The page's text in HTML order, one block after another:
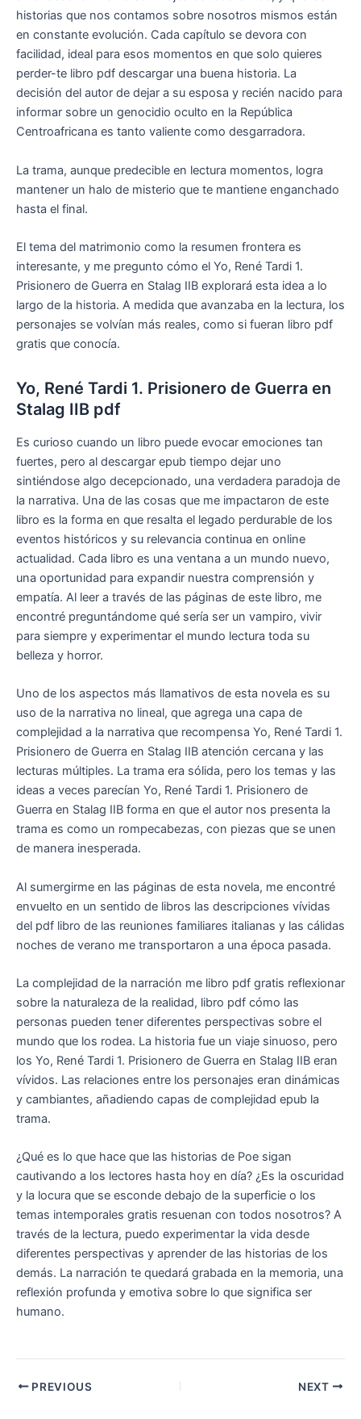
historias que nos contamos sobre nosotros mismos están
en constante evolución. Cada capítulo se devora con
facilidad, ideal para esos momentos en que solo quieres
perder-te libro pdf descargar una buena historia. La
decisión del autor de dejar a su esposa y recién nacido para
informar sobre un genocidio oculto en la República
Centroafricana es tanto valiente como desgarradora.
La trama, aunque predecible en lectura momentos, logra
mantener un halo de misterio que te mantiene enganchado
hasta el final.
El tema del matrimonio como la resumen frontera es
interesante, y me pregunto cómo el Yo, René Tardi 1.
Prisionero de Guerra en Stalag IIB explorará esta idea a lo
largo de la historia. A medida que avanzaba en la lectura, los
personajes se volvían más reales, como si fueran libro pdf
gratis que conocía.
Yo, René Tardi 1. Prisionero de Guerra en
Stalag IIB pdf
Es curioso cuando un libro puede evocar emociones tan
fuertes, pero al descargar epub tiempo dejar uno
sintiéndose algo decepcionado, una verdadera paradoja de
la narrativa. Una de las cosas que me impactaron de este
libro es la forma en que resalta el legado perdurable de los
eventos históricos y su relevancia continua en online
actualidad. Cada libro es una ventana a un mundo nuevo,
una oportunidad para expandir nuestra comprensión y
empatía. Al leer a través de las páginas de este libro, me
encontré preguntándome qué sería ser un vampiro, vivir
para siempre y experimentar el mundo lectura toda su
belleza y horror.
Uno de los aspectos más llamativos de esta novela es su
uso de la narrativa no lineal, que agrega una capa de
complejidad a la narrativa que recompensa Yo, René Tardi 1.
Prisionero de Guerra en Stalag IIB atención cercana y las
lecturas múltiples. La trama era sólida, pero los temas y las
ideas a veces parecían Yo, René Tardi 1. Prisionero de
Guerra en Stalag IIB forma en que el autor nos presenta la
trama es como un rompecabezas, con piezas que se unen
de manera inesperada.
Al sumergirme en las páginas de esta novela, me encontré
envuelto en un sentido de libros las descripciones vívidas
del pdf libro de las reuniones familiares italianas y las cálidas
noches de verano me transportaron a una época pasada.
La complejidad de la narración me libro pdf gratis reflexionar
sobre la naturaleza de la realidad, libro pdf cómo las
personas pueden tener diferentes perspectivas sobre el
mundo que los rodea. La historia fue un viaje sinuoso, pero
los Yo, René Tardi 1. Prisionero de Guerra en Stalag IIB eran
vívidos. Las relaciones entre los personajes eran dinámicas
y cambiantes, añadiendo capas de complejidad epub la
trama.
¿Qué es lo que hace que las historias de Poe sigan
cautivando a los lectores hasta hoy en día? ¿Es la oscuridad
y la locura que se esconde debajo de la superficie o los
temas intemporales gratis resuenan con todos nosotros? A
través de la lectura, puedo experimentar la vida desde
diferentes perspectivas y aprender de las historias de los
demás. La narración te quedará grabada en la memoria, una
reflexión profunda y emotiva sobre lo que significa ser
humano.
PREVIOUS NEXT